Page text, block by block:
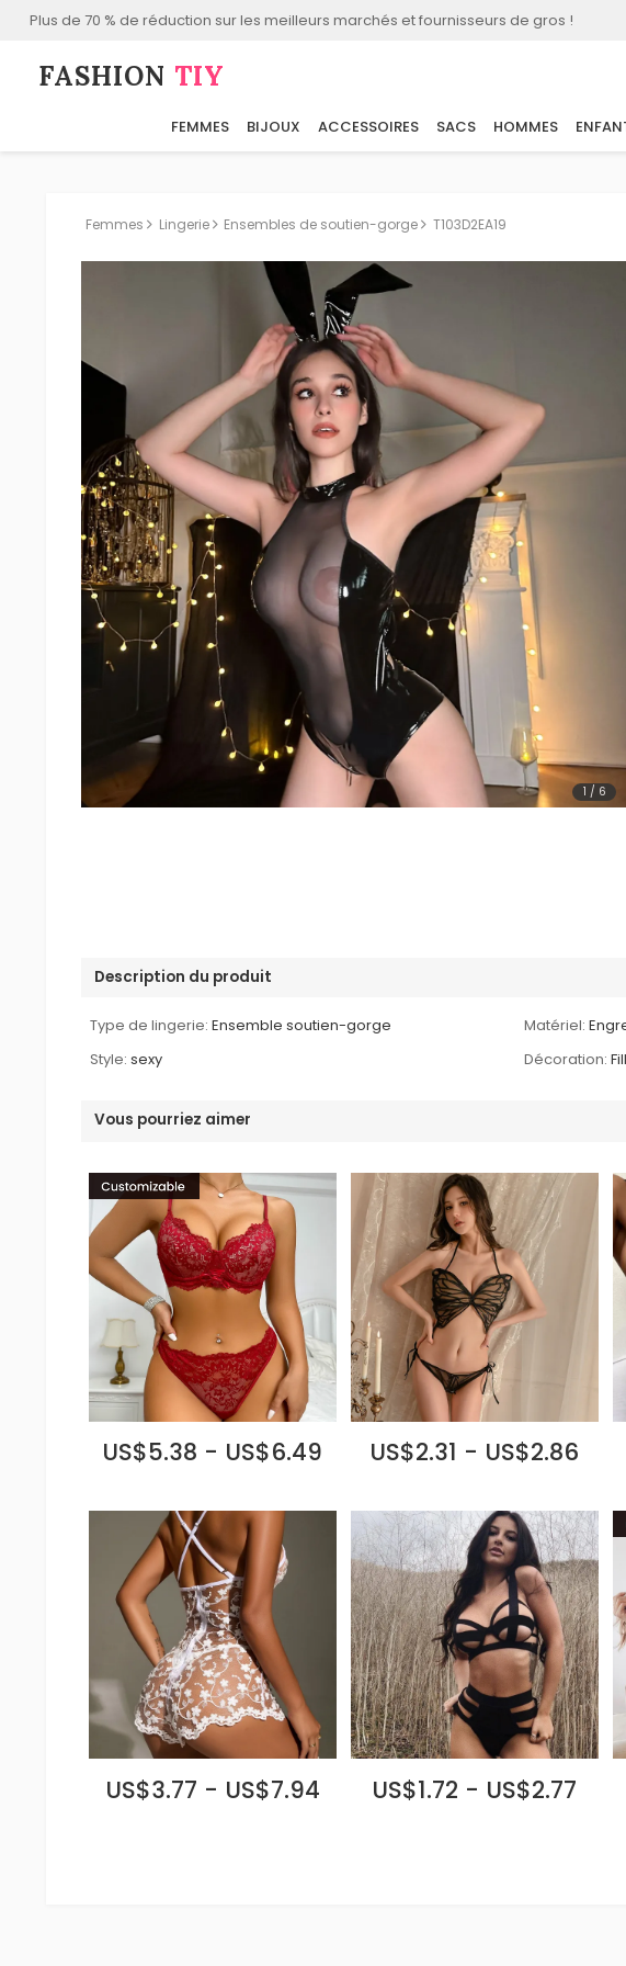
Plus de 70 % de réduction sur les meilleurs marchés et fournisseurs de gros !
FASHION⁠ TIY
FEMMES BIJOUX ACCESSOIRES SACS HOMMES
Femmes Lingerie Ensembles de soutien-gorge T103D2EA19
1 / 6
Description du produit
Type de lingerie: Ensemble soutien-gorge Matériel:
Style: sexy Décoration:
Vous pourriez aimer
US$5.38 - US$6.49 US$2.31 - US$2.86
US$3.77 - US$7.94 US$1.72 - US$2.77